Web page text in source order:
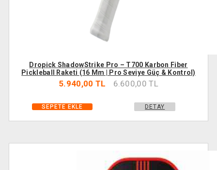
Dropick ShadowStrike Pro – T700 Karbon Fiber
Pickleball Raketi (16 Mm | Pro Seviye Güç & Kontrol)
5.940,00 TL 6.600,00 TL
SEPETE EKLE DETAY